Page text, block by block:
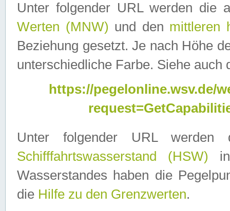
Unter folgender URL werden die
Werten (MNW) und den mittleren
Beziehung gesetzt. Je nach Höhe
unterschiedliche Farbe. Siehe auch
https://pegelonline.wsv.de/
Unter folgender URL
Schifffahrtswasserstand (HSW)
Wasserstandes haben die
die Hilfe zu den Grenzwerten.